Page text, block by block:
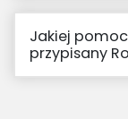
Jakiej
przypisany